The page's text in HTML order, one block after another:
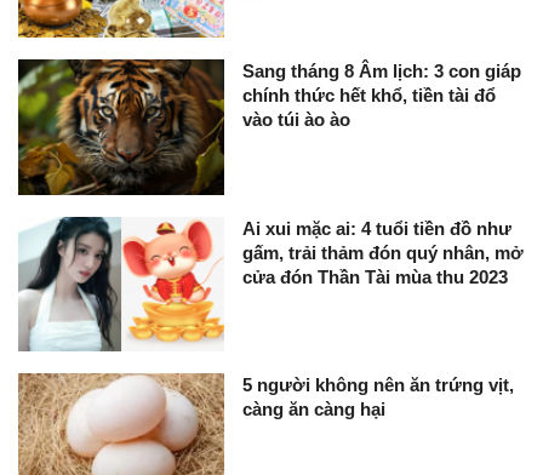
Sang tháng 8 Âm lịch: 3 con giáp
chính thức hết khổ, tiền tài đổ
vào túi ào ào
Ai xui mặc ai: 4 tuổi tiền đồ như
gấm, trải thảm đón quý nhân, mở
cửa đón Thần Tài mùa thu 2023
5 người không nên ăn trứng vịt,
càng ăn càng hại